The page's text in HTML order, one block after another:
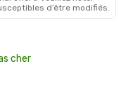
d’être modifiés.
cher